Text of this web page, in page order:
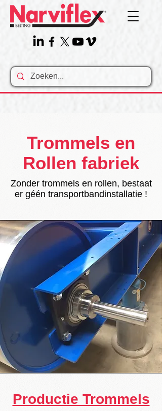
Trommels en
Rollen fabriek
Zonder trommels en rollen, bestaat
er géén transportbandinstallatie !
Productie Trommels